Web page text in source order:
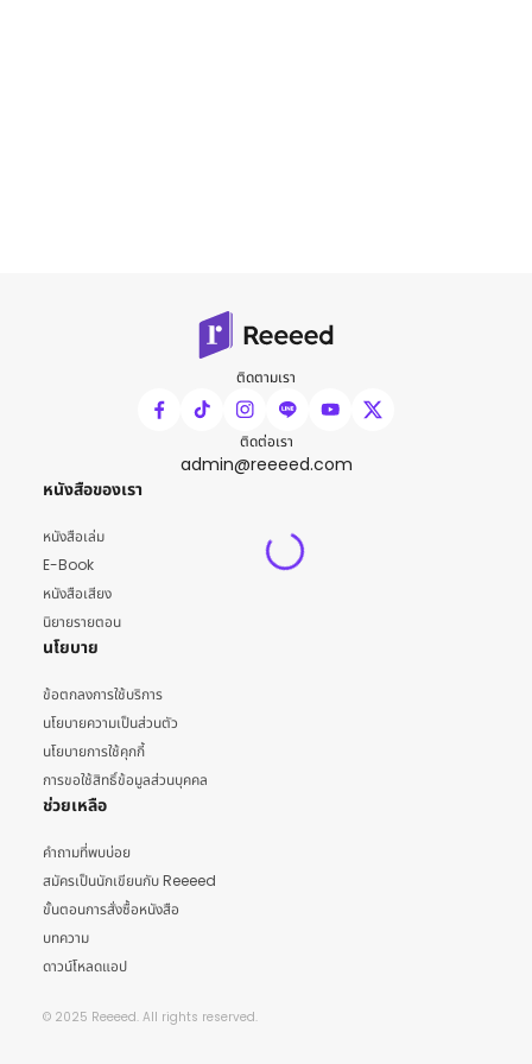
ติดตามเรา
ติดต่อเรา
admin@reeeed.com
หนังสือของเรา
หนังสือเล่ม
E-Book
หนังสือเสียง
นิยายรายตอน
นโยบาย
ข้อตกลงการใช้บริการ
นโยบายความเป็นส่วนตัว
นโยบายการใช้คุกกี้
การขอใช้สิทธิ์ข้อมูลส่วนบุคคล
ช่วยเหลือ
คำถามที่พบบ่อย
สมัครเป็นนักเขียนกับ Reeeed
ขั้นตอนการสั่งซื้อหนังสือ
บทความ
ดาวน์โหลดแอป
© 2025 Reeeed. All rights reserved.